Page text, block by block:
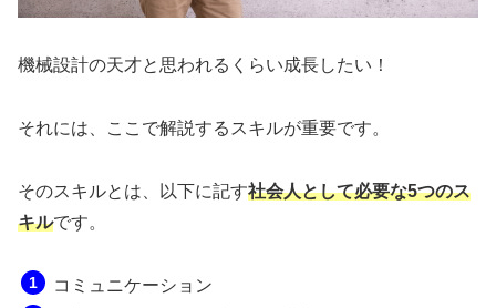
機械設計の天才と思われるくらい成長したい！
それには、ここで解説するスキルが重要です。
そのスキルとは、以下に記す社会人として必要な5つのス
キルです。
コミュニケーション